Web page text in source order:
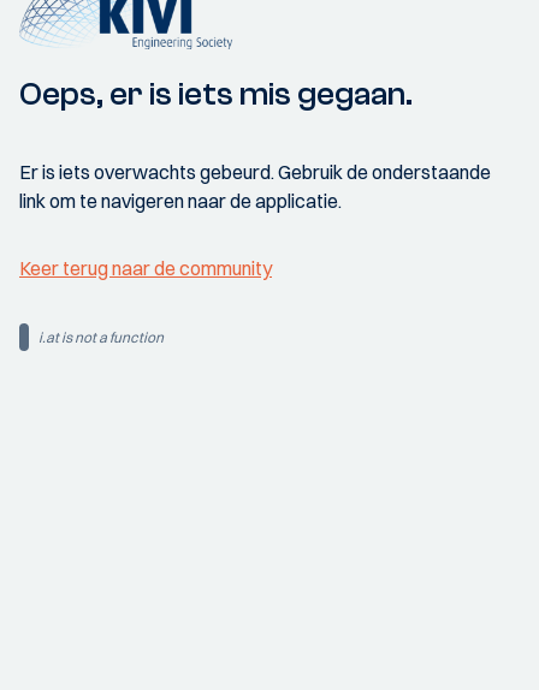
Oeps, er is iets mis gegaan.
Er is iets overwachts gebeurd. Gebruik de onderstaande
link om te navigeren naar de applicatie.
Keer terug naar de community
i.at is not a function